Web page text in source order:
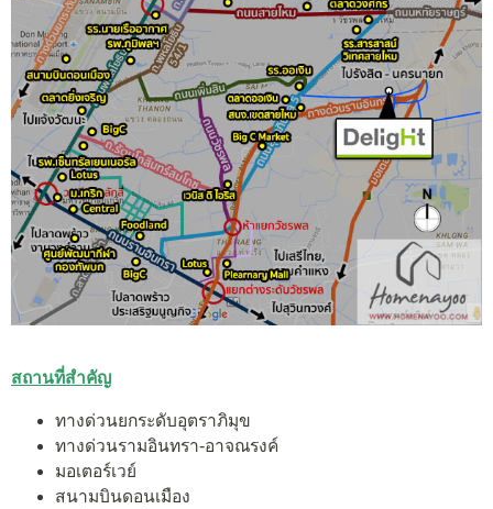
สถานที่สำคัญ
ทางด่วนยกระดับอุตราภิมุข
ทางด่วนรามอินทรา-อาจณรงค์
มอเตอร์เวย์
สนามบินดอนเมือง